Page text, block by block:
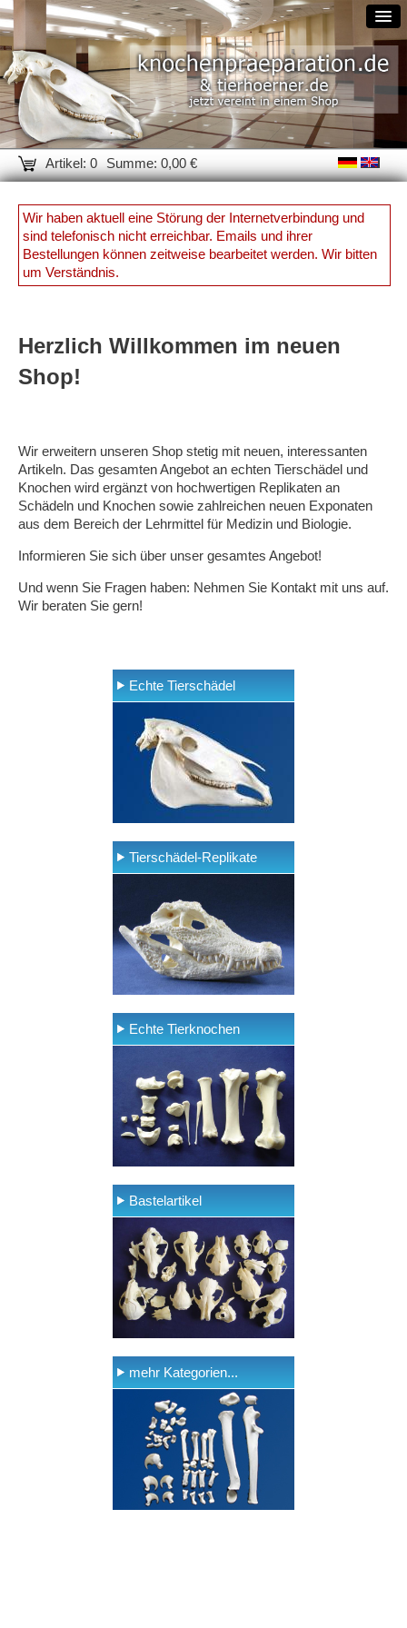
Artikel: 0 Summe: 0,00 €
Wir haben aktuell eine Störung der Internetverbindung und
sind telefonisch nicht erreichbar. Emails und ihrer
Bestellungen können zeitweise bearbeitet werden. Wir bitten
um Verständnis.
Herzlich Willkommen im neuen
Shop!
Wir erweitern unseren Shop stetig mit neuen, interessanten
Artikeln. Das gesamten Angebot an echten Tierschädel und
Knochen wird ergänzt von hochwertigen Replikaten an
Schädeln und Knochen sowie zahlreichen neuen Exponaten
aus dem Bereich der Lehrmittel für Medizin und Biologie.
Informieren Sie sich über unser gesamtes Angebot!
Und wenn Sie Fragen haben: Nehmen Sie Kontakt mit uns auf.
Wir beraten Sie gern!
Echte Tierschädel
Tierschädel-Replikate
Echte Tierknochen
Bastelartikel
mehr Kategorien...